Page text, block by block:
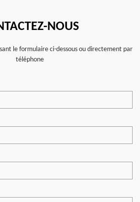
NOUS
le formulaire ci-dessous ou directement par
téléphone